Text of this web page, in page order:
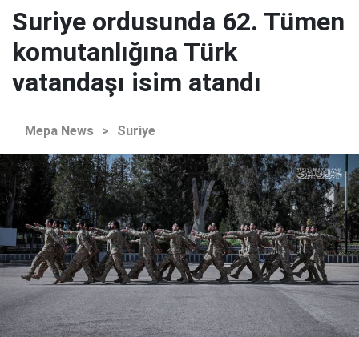
Suriye ordusunda 62. Tümen
komutanlığına Türk
vatandaşı isim atandı
Mepa News > Suriye